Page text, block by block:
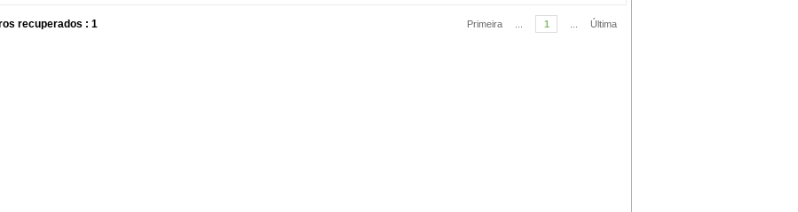
recuperados : 1 Primeira 1 Última